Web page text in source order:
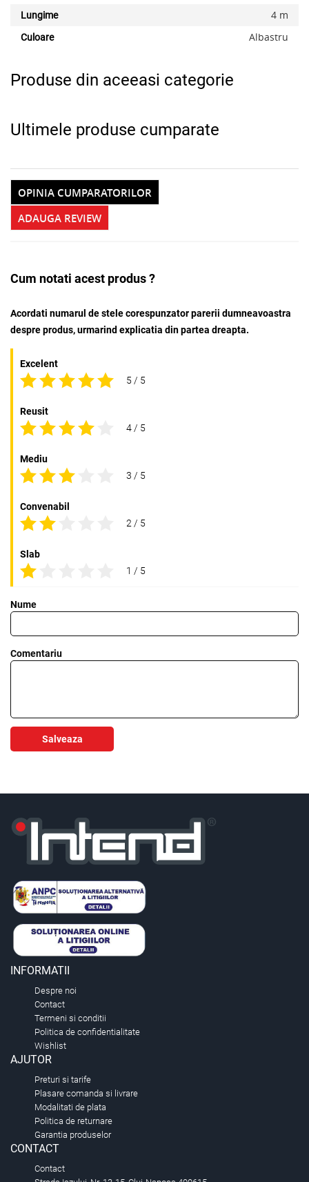
Lungime 4 m
Culoare Albastru
Produse din aceeasi categorie
Ultimele produse cumparate
ADAUGA REVIEW
OPINIA CUMPARATORILOR
Cum notati acest produs ?
Acordati numarul de stele corespunzator parerii dumneavoastra
despre produs, urmarind explicatia din partea dreapta.
Excelent
5 / 5
Reusit
4 / 5
Mediu
3 / 5
Convenabil
2 / 5
Slab
1 / 5
Nume
Comentariu
Salveaza
INFORMATII
Despre noi
Contact
Termeni si conditii
Politica de confidentialitate
Wishlist
AJUTOR
Preturi si tarife
Plasare comanda si livrare
Modalitati de plata
Politica de returnare
Garantia produselor
CONTACT
Contact